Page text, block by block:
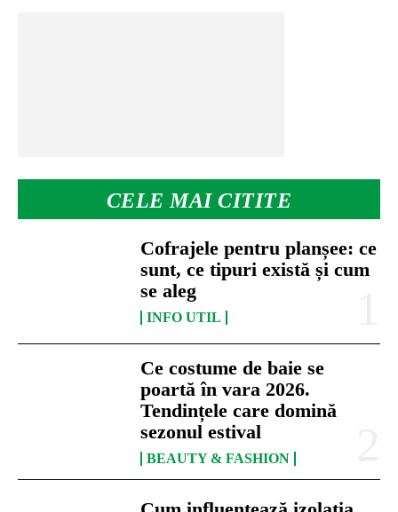
CELE MAI CITITE
Cofrajele pentru planșee: ce
sunt, ce tipuri există și cum
se aleg
INFO UTIL
Ce costume de baie se
poartă în vara 2026.
Tendințele care domină
sezonul estival
BEAUTY & FASHION